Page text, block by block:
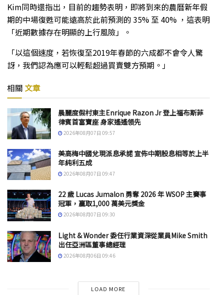
Kim同時還指出，目前的趨勢表明，即將到來的農曆新年假
期的中場復甦可能遠高於此前預測的 35% 至 40% ，這表明
「近期數據存在明顯的上行風險」。
「以這個速度，若恢復至2019年春節的六成都不會令人驚
訝，我們認為應可以輕鬆超過買賣雙方預期。」
相關 文章
晨麗度假村東主Enrique Razon Jr 登上福布斯菲
律賓首富寶座 身家遙遙領先
2026年08月07日 09:57
美高梅中國兌現派息承諾 宣佈中期股息相等於上半
年純利五成
2026年08月07日 09:47
22 歲 Lucas Jumalon 勇奪 2026 年 WSOP 主賽事
冠軍，贏取1,000 萬美元獎金
2026年08月07日 09:30
Light & Wonder 委任行業資深從業員Mike Smith
出任亞洲區董事總經理
2026年08月06日 09:46
LOAD MORE